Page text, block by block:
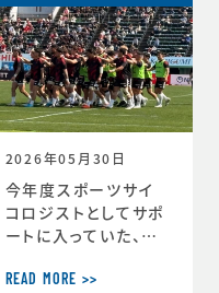
からの分析が放送さ
れました。◆放送内容
はこちら↓https://
www.nhk.jp/p/ts/
4V23PRP3YR/epis
ode/te/QNX8MVR
GJW
2026年05月30日
今年度スポーツサイ
コロジストとしてサポ
ートに入っていた、リ
京は最終順位5位と
READ MORE >>